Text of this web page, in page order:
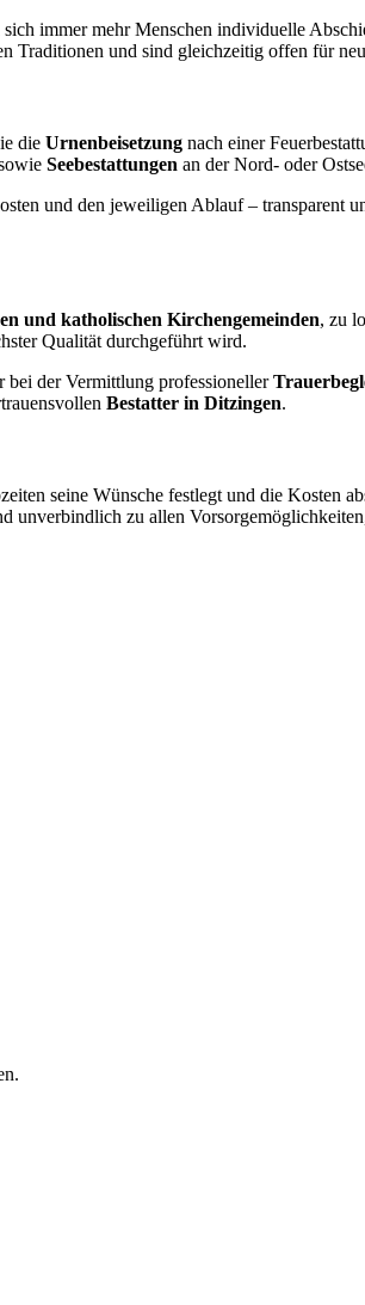
immer mehr Menschen individuelle
Traditionen und sind gleichzeitig offen für
die Urnenbeisetzung nach einer
Seebestattungen an der Nord- oder
und den jeweiligen Ablauf – transparent
und katholischen Kirchengemeinden, zu
Qualität durchgeführt wird.
bei der Vermittlung professioneller
Bestatter in Ditzingen.
seine Wünsche festlegt und die Kosten
unverbindlich zu allen